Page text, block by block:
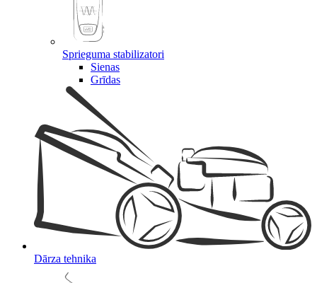
Sprieguma stabilizatori
Sienas
Grīdas
Dārza tehnika